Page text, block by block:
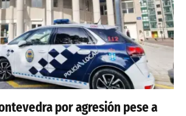
por agresión pese a